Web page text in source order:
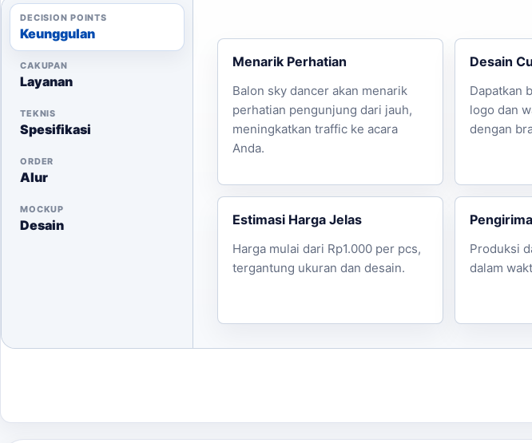
DECISION POINTS
Keunggulan
CAKUPAN
Layanan
TEKNIS
Spesifikasi
ORDER
Alur
MOCKUP
Desain
Menarik Perhatian
Balon sky dancer akan menarik
perhatian pengunjung dari jauh,
meningkatkan traffic ke acara
Anda.
Desain
Dapatkan
logo dan
dengan
Estimasi Harga Jelas
Harga mulai dari Rp1.000 per pcs,
tergantung ukuran dan desain.
Produksi
dalam